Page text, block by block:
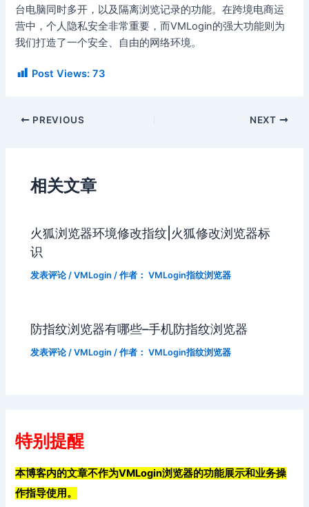
台电脑同时多开，以及隔离浏览记录的功能。在跨境电商运
营中，个人隐私安全非常重要，而VMLogin的强大功能则为
我们打造了一个安全、自由的网络环境。
Post Views: 73
PREVIOUS NEXT
相关文章
火狐浏览器环境修改指纹|火狐修改浏览器标
识
发表评论 /VMLogin / 作者： VMLogin指纹浏览器
防指纹浏览器有哪些–手机防指纹浏览器
发表评论 /VMLogin / 作者： VMLogin指纹浏览器
特别提醒
本博客内的文章不作为VMLogin浏览器的功能展示和业务操
作指导使用。